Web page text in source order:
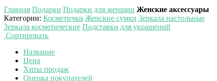
Главная Подарки Подарки для женщин Женские аксессуары
Категории: Косметички Женские сумки Зеркала настольные
Зеркала косметические Подставки для украшений
Сортировать
Название
Цена
Хиты продаж
Оценка покупателей